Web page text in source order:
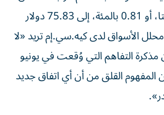
الوسيط الأمريكي 61 سنتا، أو 0.81 بالمئة، إلى 75.83 دولار
الأسواق لدى كيه.سي.إم تريد «لا
مذكرة التفاهم التي وُقعت ‌في يونيو
المفهوم القلق من أن أي اتفاق جديد